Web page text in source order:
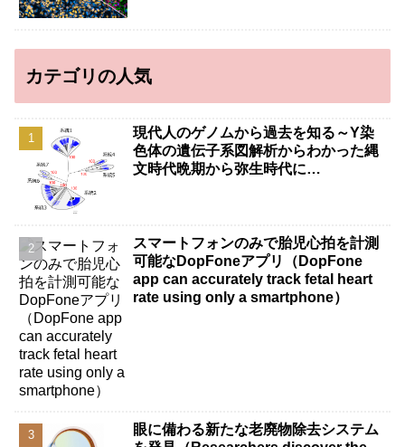
カテゴリの人気
現代人のゲノムから過去を知る～Y染
色体の遺伝子系図解析からわかった縄
文時代晩期から弥生時代に…
スマートフォンのみで胎児心拍を計測
可能なDopFoneアプリ（DopFone
app can accurately track fetal heart
rate using only a smartphone）
眼に備わる新たな老廃物除去システム